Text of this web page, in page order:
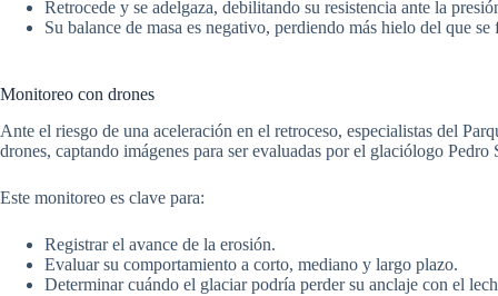
Retrocede y se adelgaza, debilitando su resistencia ante la
Su balance de masa es negativo, perdiendo más hielo del que
Monitoreo con drones
Ante el riesgo de una aceleración en el retroceso, especialistas del
drones, captando imágenes para ser evaluadas por el glaciólogo Pedro
Este monitoreo es clave para:
Registrar el avance de la erosión.
Evaluar su comportamiento a corto, mediano y largo plazo.
Determinar cuándo el glaciar podría perder su anclaje con el